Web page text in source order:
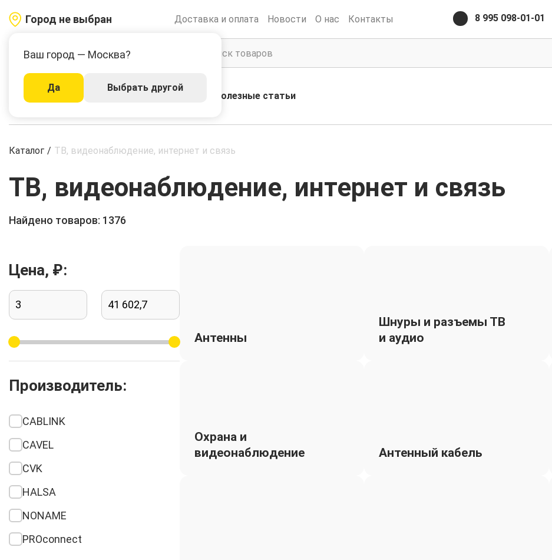
Город не выбран
Ваш город — Москва?
Да Выбрать другой
Доставка и оплата Новости О нас Контакты 8 995 098-01-01
Каталог Акции Полезные статьи
Каталог / ТВ, видеонаблюдение, интернет и связь
ТВ, видеонаблюдение, интернет и связь
Найдено товаров: 1376
Цена, ₽:
Производитель:
CABLINK
CAVEL
CVK
HALSA
NONAME
PROconnect
Антенны
Шнуры и разъемы ТВ
и аудио
Охрана и
видеонаблюдение
Антенный кабель